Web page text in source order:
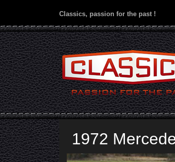
Classics, passion for the past !
1972